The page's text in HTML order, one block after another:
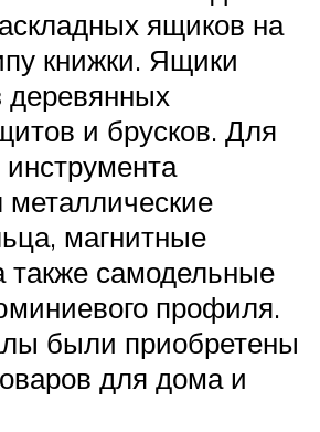
ящиков на
книжки. Ящики
деревянных
и брусков. Для
металлические
магнитные
также самодельные
профиля.
были приобретены
для дома и